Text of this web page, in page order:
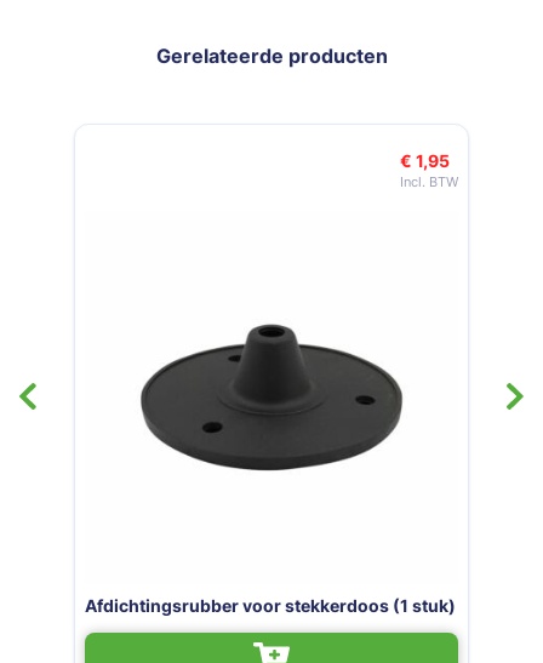
Gerelateerde producten
Navigeren door de elementen van de carrousel is mogelijk met
Druk om carrousel over te slaan
Druk op om naar carrouselnavigatie te gaan
voor stekkerdoos (1 stuk)